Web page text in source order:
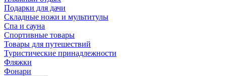
Подарки для дачи
Складные ножи и мультитулы
Спа и сауна
Спортивные товары
Товары для путешествий
Туристические принадлежности
Фляжки
Фонари